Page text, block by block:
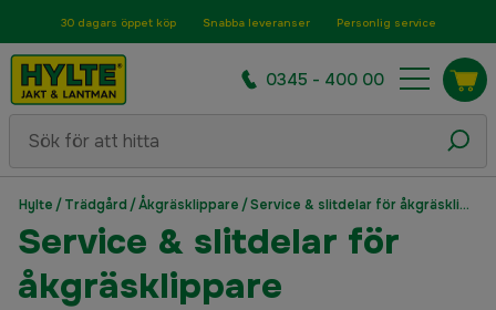
30 dagars öppet köp Snabba leveranser Personlig service
0345 - 400 00
Hylte /Trädgård /Åkgräsklippare / Service & slitdelar för åkgräsklippare
Service & slitdelar för
åkgräsklippare